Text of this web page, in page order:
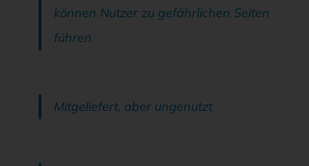
können Nutzer zu gefährlichen Seiten
führen
Mitgeliefert, aber ungenutzt